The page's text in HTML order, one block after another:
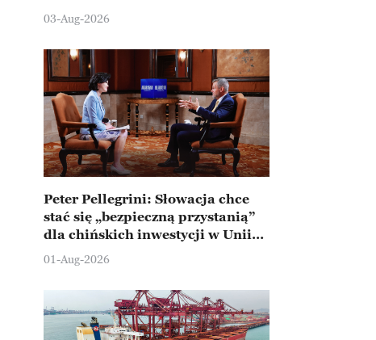
Ningbo
03-Aug-2026
Peter Pellegrini: Słowacja chce
stać się „bezpieczną przystanią”
dla chińskich inwestycji w Unii
Europejskiej
01-Aug-2026